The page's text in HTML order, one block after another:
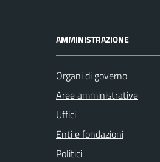
AMMINISTRAZIONE
Organi di governo
Aree amministrative
Uffici
Enti e fondazioni
Politici